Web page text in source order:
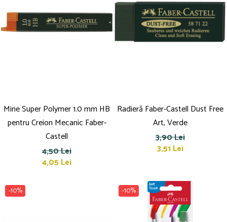
Mine Super Polymer 1.0 mm HB
pentru Creion Mecanic Faber-
Castell
4,50 Lei
4,05 Lei
Radieră Faber-Castell Dust Free
Art, Verde
3,90 Lei
3,51 Lei
-10% -10%